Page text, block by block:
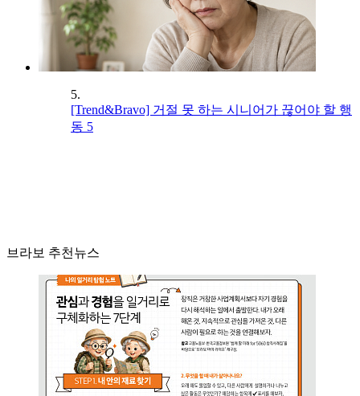
5.
[Trend&Bravo] 거절 못 하는 시니어가 끊어야 할 행
동 5
브라보 추천뉴스